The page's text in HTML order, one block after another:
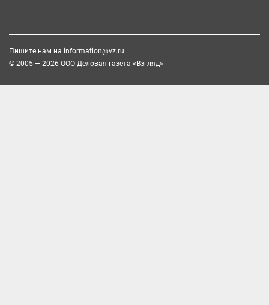
Пишите нам на information@vz.ru
© 2005 — 2026 ООО Деловая газета «Взгляд»